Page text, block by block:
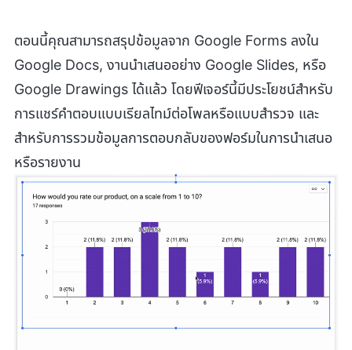
ตอนนี้คุณสามารถสรุปข้อมูลจาก Google Forms ลงใน
Google Docs, งานนำเสนออย่าง Google Slides, หรือ
Google Drawings ได้แล้ว โดยฟีเจอร์นี้มีประโยชน์สำหรับ
การแชร์คำตอบแบบเรียลไทม์ต่อโพลหรือแบบสำรวจ และ
สำหรับการรวมข้อมูลการตอบกลับของฟอร์มในการนำเสนอ
หรือรายงาน